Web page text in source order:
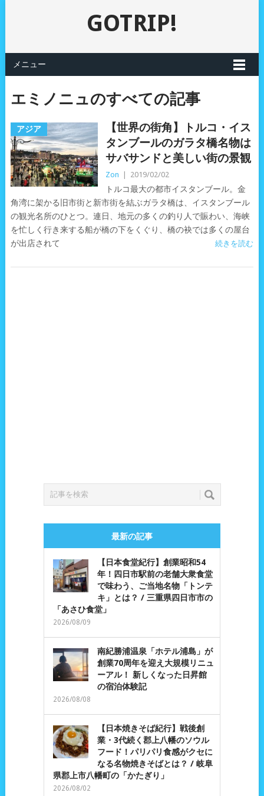
GOTRIP!
メニュー
エミノニュのすべての記事
アジア
【世界の街角】トルコ・イス
タンブールのガラタ橋名物は
サバサンドと美しい街の景観
Zon 2019/02/02
トルコ最大の都市イスタンブール。金
角湾に架かる旧市街と新市街を結ぶガラタ橋は、イスタンブール
の観光名所のひとつ。連日、地元の多くの釣り人で賑わい、海峡
を忙しく行き来する船が橋の下をくぐり、橋の袂では多くの屋台
が出店されて
続きを読む
最新の記事
【日本食堂紀行】創業昭和54
年！四日市駅前の老舗大衆食堂
で味わう、ご当地名物「トンテ
キ」とは？ / 三重県四日市市の
「あさひ食堂」
2026/08/09
南紀勝浦温泉「ホテル浦島」が
創業70周年を迎え大規模リニュ
ーアル！ 新しくなった日昇館
の宿泊体験記
2026/08/08
【日本焼きそば紀行】戦後創
業・3代続く郡上八幡のソウル
フード！パリパリ食感がクセに
なる名物焼きそばとは？ / 岐阜
県郡上市八幡町の「かたぎり」
2026/08/02